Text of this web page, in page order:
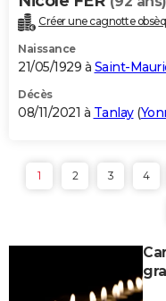
Créer une cagnotte
Naissance
21/05/1929 à Saint-
Décès
08/11/2021 à Tanlay(
1 2 3 4